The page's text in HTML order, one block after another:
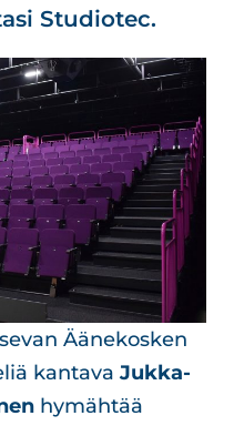
Studiotec.
Äänekosken
kantavaJukka-
hymähtää